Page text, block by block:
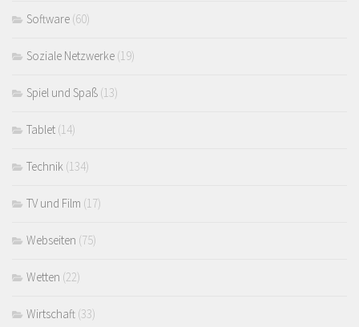
Software (60)
Soziale Netzwerke (19)
Spiel und Spaß (13)
Tablet (14)
Technik (134)
TV und Film (17)
Webseiten (75)
Wetten (22)
Wirtschaft (33)